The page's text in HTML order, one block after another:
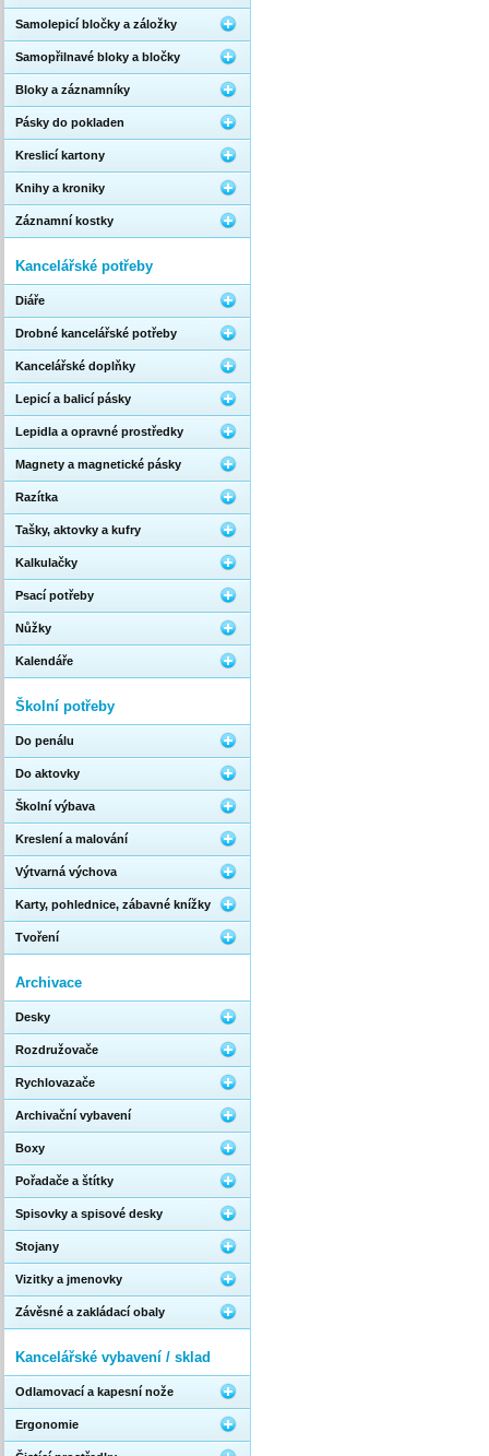
Samolepicí bločky a záložky
Samopřilnavé bloky a bločky
Bloky a záznamníky
Pásky do pokladen
Kreslicí kartony
Knihy a kroniky
Záznamní kostky
Kancelářské potřeby
Diáře
Drobné kancelářské potřeby
Kancelářské doplňky
Lepicí a balicí pásky
Lepidla a opravné prostředky
Magnety a magnetické pásky
Razítka
Tašky, aktovky a kufry
Kalkulačky
Psací potřeby
Nůžky
Kalendáře
Školní potřeby
Do penálu
Do aktovky
Školní výbava
Kreslení a malování
Výtvarná výchova
Karty, pohlednice, zábavné knížky
Tvoření
Archivace
Desky
Rozdružovače
Rychlovazače
Archivační vybavení
Boxy
Pořadače a štítky
Spisovky a spisové desky
Stojany
Vizitky a jmenovky
Závěsné a zakládací obaly
Kancelářské vybavení / sklad
Odlamovací a kapesní nože
Ergonomie